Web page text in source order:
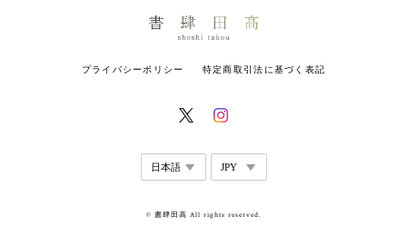
プライバシーポリシー 特定商取引法に基づく表記
© 書肆田高 All rights reserved.